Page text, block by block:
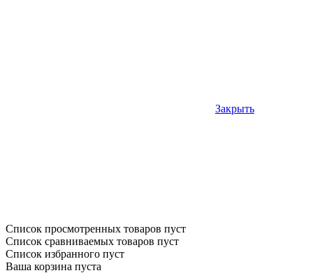
Закрыть
Список просмотренных товаров пуст
Список сравниваемых товаров пуст
Список избранного пуст
Ваша корзина пуста